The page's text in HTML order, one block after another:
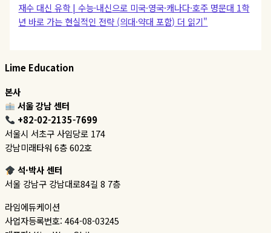
재수 대신 유학 | 수능·내신으로 미국·영국·캐나다·호주 명문대 1학
년 바로 가는 현실적인 전략 (의대·약대 포함) 더 읽기"
Lime Education
본사
서울 강남 센터
+82-02-2135-7699
서울시 서초구 사임당로 174
강남미래타워 6층 602호
석·박사 센터
서울 강남구 강남대로84길 8 7층
라임에듀케이션
사업자등록번호: 464-08-03245